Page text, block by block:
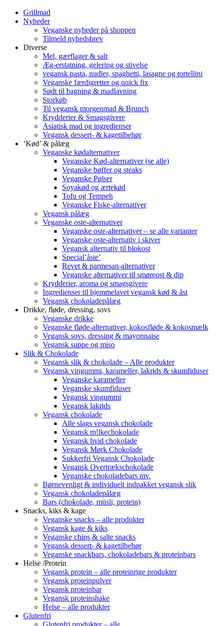
Grillmad
Nyheder
Veganske nyheder på shoppen
Tilmeld nyhedsbrev
Diverse
Mel, gærflager & salt
Æg-erstatning, gelering og stivelse
vegansk pasta, nudler, spaghetti, lasagne og tortellini
Veganske færdigretter og quick fix
Sødt til bagning & madlavning
Storkøb
Til vegansk morgenmad & Brunch
Krydderier & Smagsgivere
Asiatisk mad og ingredienser
Vegansk dessert- & kagetilbehør
‘Kød’ & pålæg
Veganske kødalternativer
Veganske Kød-alternativer (se alle)
Veganske bøffer og steaks
Veganske Pølser
Soyakød og ærtekød
Tofu og Tempeh
Veganske Fiske-alternativer
Vegansk pålæg
Veganske oste-alternativer
Veganske oste-alternativer – se alle varianter
Veganske oste-alternativ i skiver
Vegansk alternativ til blokost
Special’åste’
Revet & parmesan-alternativer
Veganske alternativer til smøreost & dip
Krydderier, aroma og smagsgivere
Ingredienser til hjemmelavet vegansk kød & åst
Vegansk chokoladepålæg
Drikke, fløde, dressing, sovs
Veganske drikke
Veganske fløde-alternativer, kokosfløde & kokosmælk
Vegansk sovs, dressing & mayonnaise
Vegansk suppe og miso
Slik & Chokolade
Vegansk slik & chokolade – Alle produkter
Vegansk vingummi, karameller, lakrids & skumfiduser
Veganske karameller
Veganske skumfiduser
Vegansk vingummi
Vegansk lakrids
Vegansk chokolade
Alle slags vegansk chokolade
Vegansk m!lkechokolade
Vegansk hvid chokolade
Vegansk Mørk Chokolade
Sukkerfri Vegansk Chokolade
Vegansk Overtrækschokolade
Veganske chokoladebars mv.
Børnevenligt & individuelt indpakket vegansk slik
Vegansk chokoladepålæg
Bars (chokolade, müsli, protein)
Snacks, kiks & kage
Veganske snacks – alle produkter
Vegansk kage & kiks
Veganske chips & salte snacks
Vegansk dessert- & kagetilbehør
Veganske snackbars, chokoladebars & proteinbars
Helse /Protein
Vegansk protein – alle proteinrige produkter
Vegansk proteinpulver
Vegansk proteinbar
Vegansk proteinshake
Helse – alle produkter
Glutenfri